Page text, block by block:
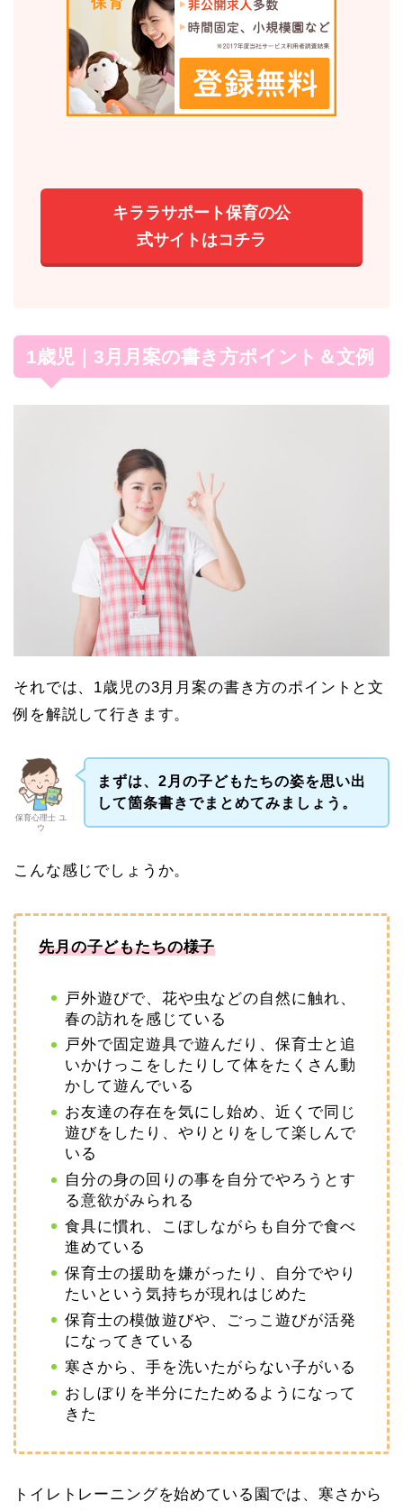
キララサポート保育の公
式サイトはコチラ
1歳児｜3月月案の書き方ポイント＆文例
それでは、1歳児の3月月案の書き方のポイントと文
例を解説して行きます。
保育心理士 ユ
ウ
まずは、2月の子どもたちの姿を思い出
して箇条書きでまとめてみましょう。
こんな感じでしょうか。
先月の子どもたちの様子
戸外遊びで、花や虫などの自然に触れ、
春の訪れを感じている
戸外で固定遊具で遊んだり、保育士と追
いかけっこをしたりして体をたくさん動
かして遊んでいる
お友達の存在を気にし始め、近くで同じ
遊びをしたり、やりとりをして楽しんで
いる
自分の身の回りの事を自分でやろうとす
る意欲がみられる
食具に慣れ、こぼしながらも自分で食べ
進めている
保育士の援助を嫌がったり、自分でやり
たいという気持ちが現れはじめた
保育士の模倣遊びや、ごっこ遊びが活発
になってきている
寒さから、手を洗いたがらない子がいる
おしぼりを半分にたためるようになって
きた
トイレトレーニングを始めている園では、寒さから